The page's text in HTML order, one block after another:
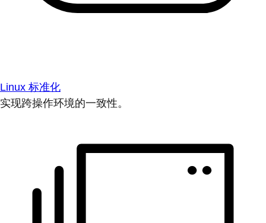
Linux 标准化
实现跨操作环境的一致性。